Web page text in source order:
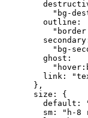
"bg-
        outline:
"bg-
        ghost:
        link:
      },
      size: {
        default:
        sm:
"h-8